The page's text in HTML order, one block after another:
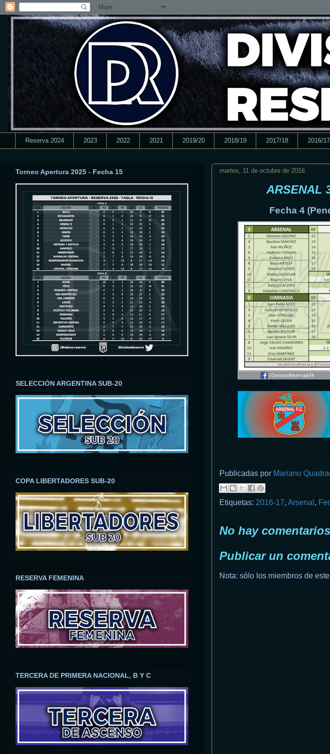
Reserva 2024 2023 2022 2021 2019/20 2018/19 2017/18 2016/17
martes, 11 de octubre de 2016
ARSENAL
Fecha 4
Publicadas por Mariano
Etiquetas: 2016-17, Arsenal ,
No hay
Publicar un
Nota: sólo los miembros de
Torneo Apertura 2025 - Fecha 15
SELECCIÓN ARGENTINA SUB-20
COPA LIBERTADORES SUB-20
RESERVA FEMENINA
TERCERA DE PRIMERA NACIONAL, B Y C